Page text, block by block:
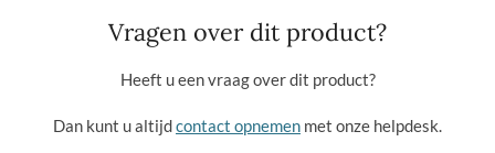
Vragen over dit product?
Heeft u een vraag over dit product?
Dan kunt u altijdcontact opnemen met onze helpdesk.